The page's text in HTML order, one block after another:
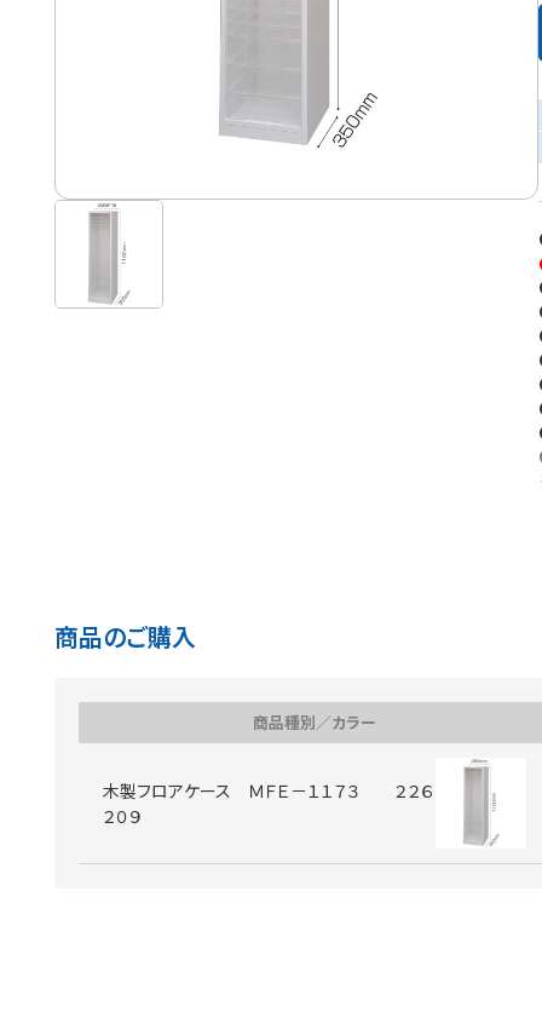
商品のご購入
商品種別／カラー
木製フロアケース ＭＦＥ－１１７３ ２２６
２０９